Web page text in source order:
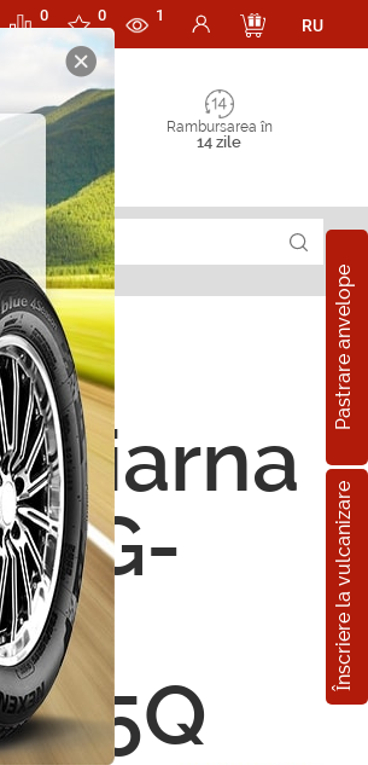
0 0 1
RU
Rambursarea în
14 zile
Pastrare anvelope
Înscriere la vulcanizare
iarna
G-
95Q